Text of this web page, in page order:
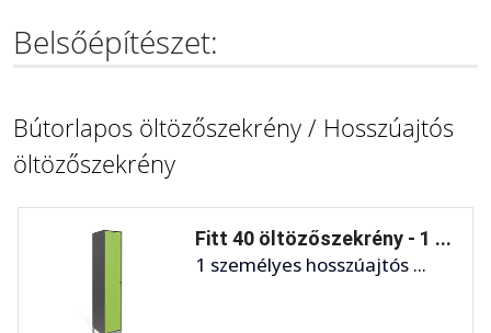
Belsőépítészet:
Bútorlapos öltözőszekrény / Hosszúajtós
öltözőszekrény
Fitt 40 öltözőszekrény - 1 ...
1 személyes hosszúajtós ...